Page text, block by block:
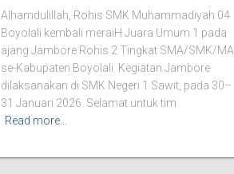
Alhamdulillah, Rohis SMK Muhammadiyah 04
Boyolali kembali meraiH Juara Umum 1 pada
ajang Jambore Rohis 2 Tingkat SMA/SMK/MA
se-Kabupaten Boyolali. Kegiatan Jambore
dilaksanakan di SMK Negeri 1 Sawit, pada 30–
31 Januari 2026. Selamat untuk tim
Read more…